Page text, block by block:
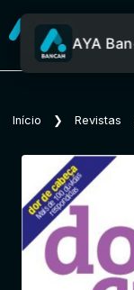
AYA
Início ❯ Revistas